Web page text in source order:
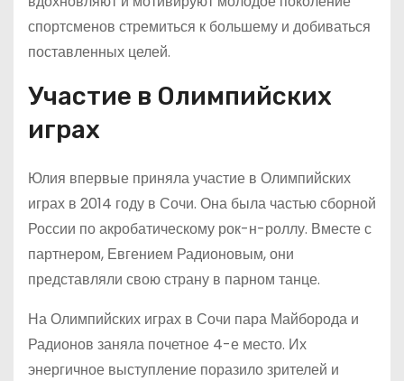
спортсменов стремиться к большему и добиваться
поставленных целей.
Участие в Олимпийских
играх
Юлия впервые приняла участие в Олимпийских
играх в 2014 году в Сочи. Она была частью сборной
России по акробатическому рок-н-роллу. Вместе с
партнером, Евгением Радионовым, они
представляли свою страну в парном танце.
На Олимпийских играх в Сочи пара Майборода и
Радионов заняла почетное 4-е место. Их
энергичное выступление поразило зрителей и